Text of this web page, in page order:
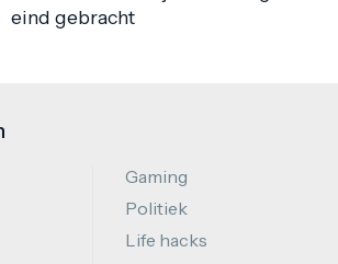
eind gebracht
Gaming
Politiek
Life hacks